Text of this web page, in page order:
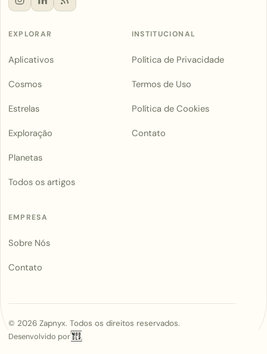
EXPLORAR
Aplicativos
Cosmos
Estrelas
Exploração
Planetas
Todos os artigos
INSTITUCIONAL
Política de Privacidade
Termos de Uso
Política de Cookies
Contato
EMPRESA
Sobre Nós
Contato
© 2026Zapnyx. Todos os direitos reservados.
Desenvolvido por